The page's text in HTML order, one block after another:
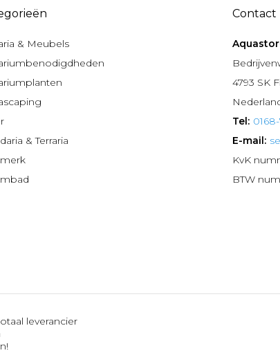
& Meubels
& Terraria
Contact
4793 SK
Tel:
E-mail:
KvK
BTW
leverancier